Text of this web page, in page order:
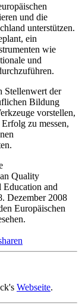
und die
unterstützen.
ein
wie
und
Stellenwert der
Bildung
vorstellen,
zu messen,
Quality
Education and
Dezember 2008
Europäischen
Webseite.